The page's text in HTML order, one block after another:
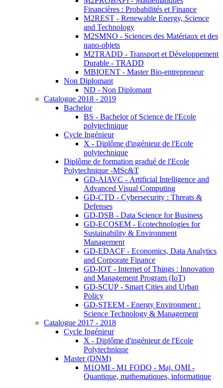
Financières : Probabilités et Finance
M2REST - Renewable Energy, Science
and Technology
M2SMNO - Sciences des Matériaux et des
nano-objets
M2TRADD - Transport et Développement
Durable - TRADD
MBIOENT - Master Bio-entrepreneur
Non Diplomant
ND - Non Diplomant
Catalogue 2018 - 2019
Bachelor
BS - Bachelor of Science de l'Ecole
polytechnique
Cycle Ingénieur
X - Diplôme d'ingénieur de l'Ecole
polytechnique
Diplôme de formation gradué de l'Ecole
Polytechnique -MSc&T
GD-AIAVC - Artificial Intelligence and
Advanced Visual Computing
GD-CTD - Cybersecurity : Threats &
Defenses
GD-DSB - Data Science for Business
GD-ECOSEM - Ecotechnologies for
Sustainability & Environment
Management
GD-EDACF - Economics, Data Analytics
and Corporate Finance
GD-IOT - Internet of Things : Innovation
and Management Program (IoT)
GD-SCUP - Smart Cities and Urban
Policy
GD-STEEM - Energy Environment :
Science Technology & Management
Catalogue 2017 - 2018
Cycle Ingénieur
X - Diplôme d'ingénieur de l'Ecole
Polytechnique
Master (DNM)
M1QMI - M1 FODQ - Maj. QMI -
Quantique, mathematiques, informatique